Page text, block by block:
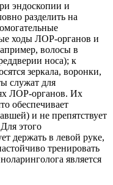
эндоскопии и
разделить на
ходы ЛОР-органов и
волосы в
носа); к
зеркала, воронки,
служат для
ЛОР-органов. Их
обеспечивает
и не препятствует
этого
держать в левой руке,
тренировать
является